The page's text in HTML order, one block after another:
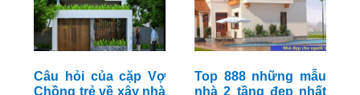
Câu hỏi của cặp Vợ
Chồng trẻ về xây nhà
Top 888 những mẫu
nhà 2 tầng đẹp nhất